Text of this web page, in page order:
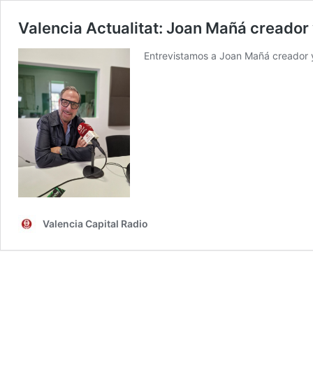
Valencia Actualitat: Joan Mañá
Entrevistamos a Joan Mañá
Valencia Capital Radio